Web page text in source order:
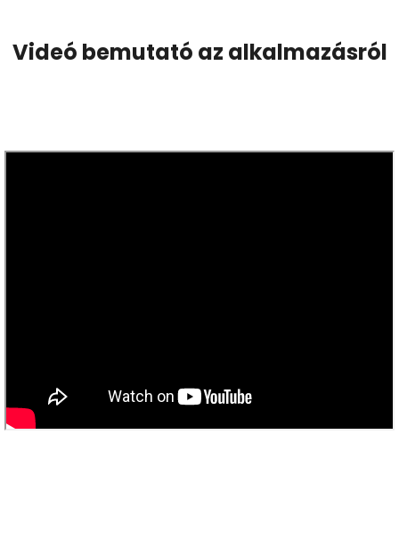
Videó bemutató az alkalmazásról